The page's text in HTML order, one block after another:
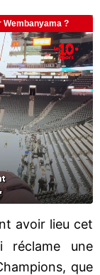
avoir lieu cet
réclame une
que